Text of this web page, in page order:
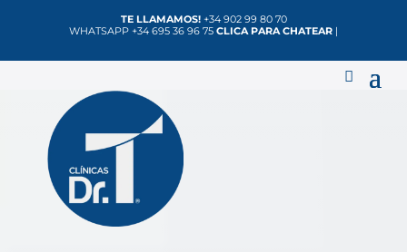
TE LLAMAMOS!+34 902 99 80 70
WHATSAPP +34 695 36 96 75 CLICA PARA CHATEAR |